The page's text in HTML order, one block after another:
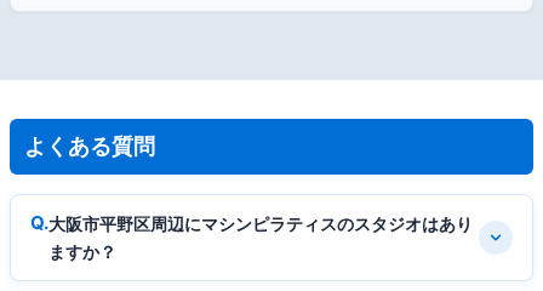
よくある質問
大阪市平野区周辺にマシンピラティスのスタジオはあり
ますか？